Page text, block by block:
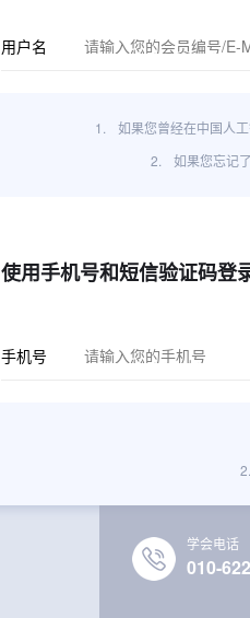
用户名
1.
如果您曾经在中国人
2.
如果您忘记
使用手机号和短信验证码登
手机号
2.
学会电话
010-